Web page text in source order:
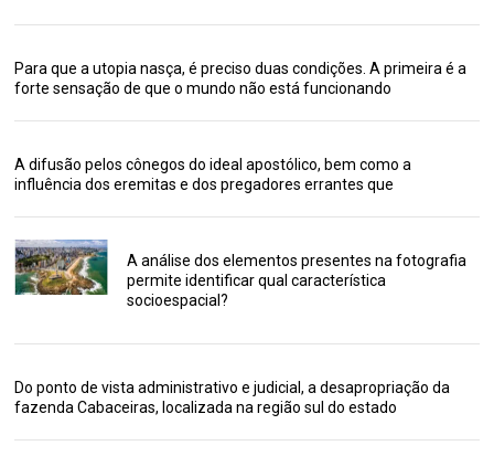
Para que a utopia nasça, é preciso duas condições. A primeira é a
forte sensação de que o mundo não está funcionando
A difusão pelos cônegos do ideal apostólico, bem como a
influência dos eremitas e dos pregadores errantes que
A análise dos elementos presentes na fotografia
permite identificar qual característica
socioespacial?
Do ponto de vista administrativo e judicial, a desapropriação da
fazenda Cabaceiras, localizada na região sul do estado